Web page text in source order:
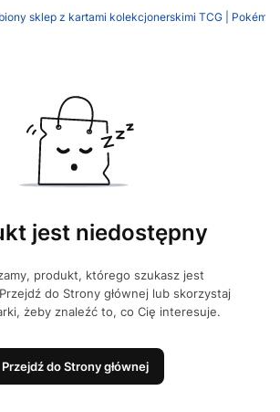
sklep z kartami kolekcjonerskimi TCG |
jest niedostępny
produkt, którego szukasz jest
do Strony głównej lub skorzystaj
żeby znaleźć to, co Cię interesuje.
Przejdź do Strony głównej